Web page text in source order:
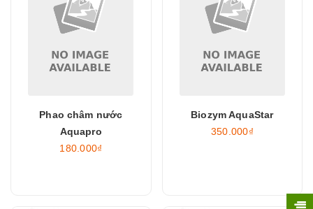
Phao châm nước
Aquapro
180.000₫
Biozym AquaStar
350.000₫